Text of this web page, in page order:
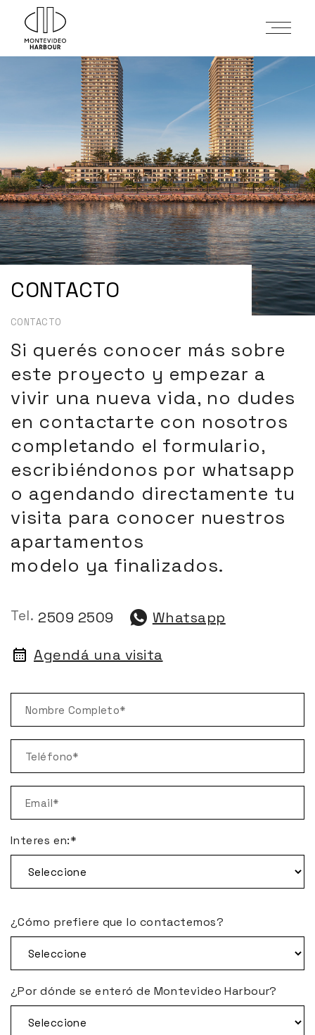
CONTACTO
CONTACTO
Si querés conocer más sobre
este proyecto y empezar a
vivir una nueva vida, no dudes
en contactarte con nosotros
completando el formulario,
escribiéndonos por whatsapp
o agendando directamente tu
visita para conocer nuestros
apartamentos
modelo ya finalizados.
Tel. 2509 2509 Whatsapp
Agendá una visita
Interes en:*
¿Cómo prefiere que lo contactemos?
¿Por dónde se enteró de Montevideo Harbour?